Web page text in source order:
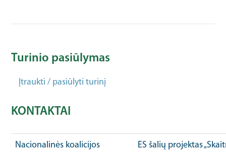
Turinio pasiūlymas
Įtraukti / pasiūlyti turinį
KONTAKTAI
Nacionalinės koalicijos
ES šalių projektas